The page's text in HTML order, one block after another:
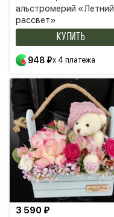
альстромерий «Летний
рассвет»
КУПИТЬ
948 ₽x 4 платежа
3 590 ₽